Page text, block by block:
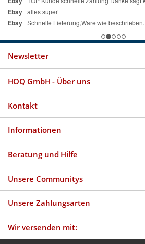
Newsletter
HOQ GmbH - Über uns
Kontakt
Informationen
Beratung und Hilfe
Unsere Communitys
Unsere Zahlungsarten
Wir versenden mit: